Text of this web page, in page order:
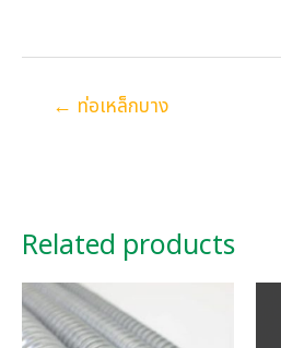
← ท่อเหล็กบาง
Related products